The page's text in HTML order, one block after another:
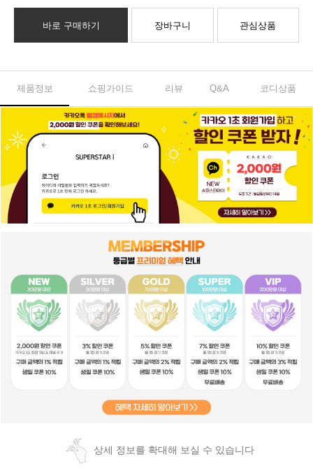
바로 구매하기 장바구니 관심상품
제품정보 쇼핑가이드 리뷰 Q&A 코디상품
상세 정보를 확대해 보실 수 있습니다